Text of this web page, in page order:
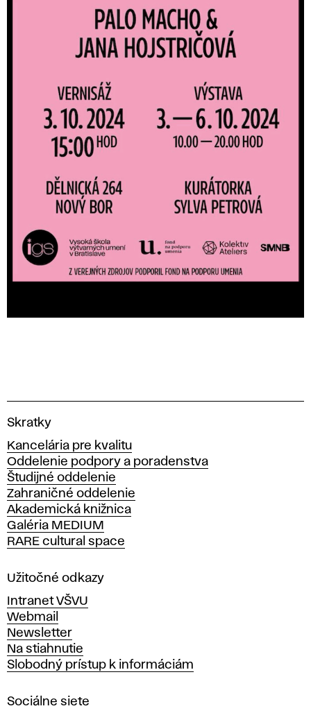
V
s
o
k
á
š
k
o
a
ý
t
v
a
r
ý
Skratky
Kancelária pre kvalitu
Oddelenie podpory a poradenstva
Študijné oddelenie
Zahraničné oddelenie
Akademická knižnica
Galéria MEDIUM
RARE cultural space
Užitočné odkazy
Intranet VŠVU
Webmail
Newsletter
Na stiahnutie
Slobodný prístup k informáciám
Sociálne siete